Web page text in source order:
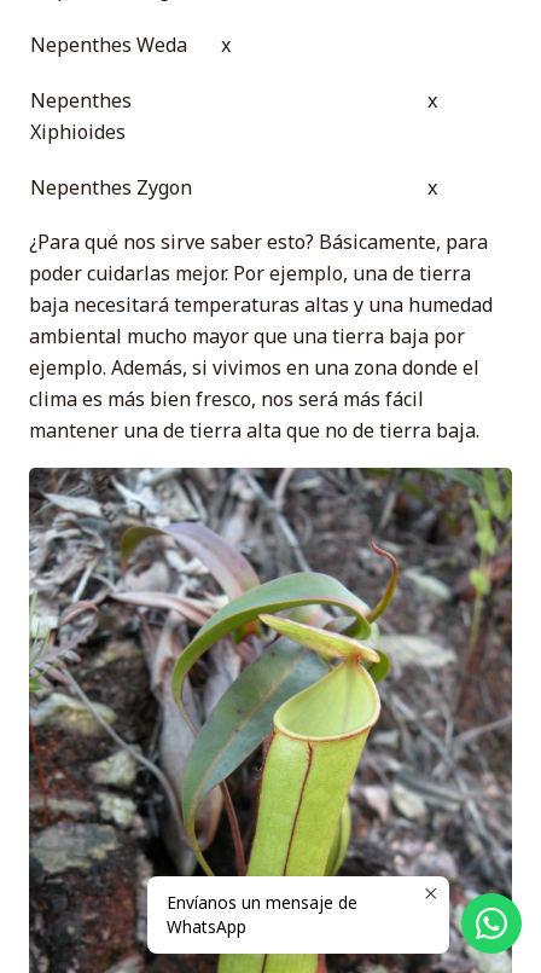
Nepenthes Weda x
Nepenthes
Xiphioides
x
Nepenthes Zygon x
¿Para qué nos sirve saber esto? Básicamente, para
poder cuidarlas mejor. Por ejemplo, una de tierra
baja necesitará temperaturas altas y una humedad
ambiental mucho mayor que una tierra baja por
ejemplo. Además, si vivimos en una zona donde el
clima es más bien fresco, nos será más fácil
mantener una de tierra alta que no de tierra baja.
Envíanos un mensaje de
WhatsApp